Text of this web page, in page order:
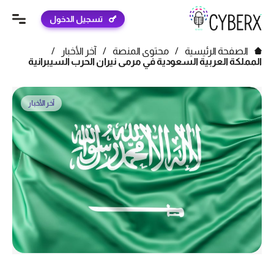
تسجيل الدخول
الصفحة الرئيسية / محتوى المنصة / آخر الأخبار
/
المملكة العربية السعودية في مرمى نيران الحرب السيبرانية
آخر الأخبار